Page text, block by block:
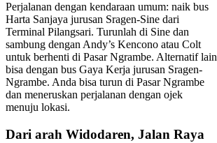
Perjalanan dengan kendaraan umum: naik bus
Harta Sanjaya jurusan Sragen-Sine dari
Terminal Pilangsari. Turunlah di Sine dan
sambung dengan Andy’s Kencono atau Colt
untuk berhenti di Pasar Ngrambe. Alternatif lain
bisa dengan bus Gaya Kerja jurusan Sragen-
Ngrambe. Anda bisa turun di Pasar Ngrambe
dan meneruskan perjalanan dengan ojek
menuju lokasi.
Dari arah Widodaren, Jalan Raya